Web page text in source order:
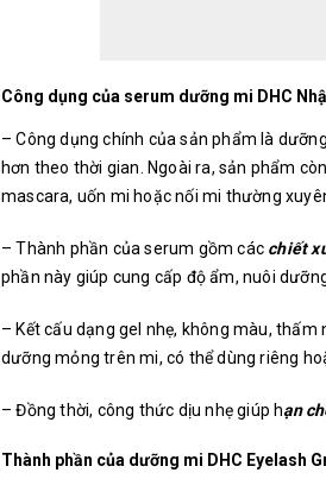
Công dụng của serum dưỡng mi DHC
– Công dụng chính của sản phẩm là
hơn theo thời gian. Ngoài ra, sản phẩm
mascara, uốn mi hoặc nối mi thường
– Thành phần của serum gồm các chiết
phần này giúp cung cấp độ ẩm, nuôi
– Kết cấu dạng gel nhẹ, không màu,
dưỡng mỏng trên mi, có thể dùng riêng
– Đồng thời, công thức dịu nhẹ giúp hạn
Thành phần của dưỡng mi DHC Eyelash